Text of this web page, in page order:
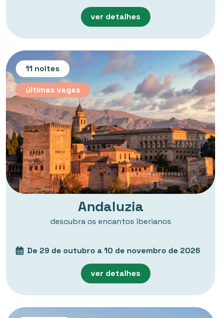
ver detalhes
11 noites
últimas vagas
Andaluzia
descubra os encantos iberianos
De 29 de outubro a 10 de novembro de 2026
ver detalhes